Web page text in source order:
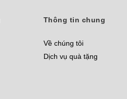
Thông tin chung
Về chúng tôi
Dịch vụ quà tặng